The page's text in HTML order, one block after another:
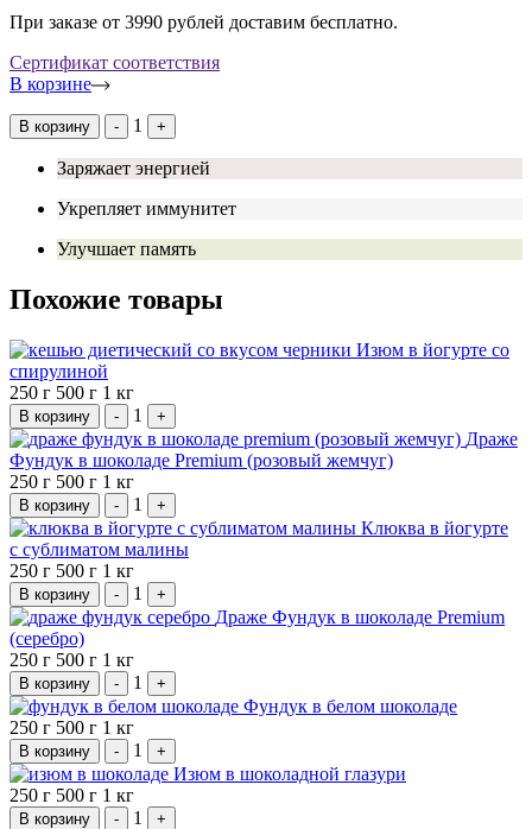
При заказе от 3990 рублей доставим бесплатно.
Сертификат соответствия
В корзине
В корзину - 1 +
Заряжает энергией
Укрепляет иммунитет
Улучшает память
Похожие товары
Изюм в йогурте со
спирулиной
250 г 500 г 1 кг
В корзину - 1 +
Драже
Фундук в шоколаде Premium (розовый жемчуг)
250 г 500 г 1 кг
В корзину - 1 +
Клюква в йогурте
с сублиматом малины
250 г 500 г 1 кг
В корзину - 1 +
Драже Фундук в шоколаде Premium
(серебро)
250 г 500 г 1 кг
В корзину - 1 +
Фундук в белом шоколаде
250 г 500 г 1 кг
В корзину - 1 +
Изюм в шоколадной глазури
250 г 500 г 1 кг
В корзину - 1 +